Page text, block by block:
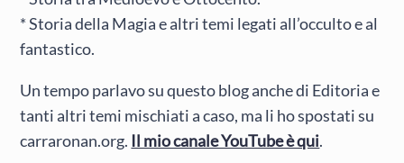
* Storia della Magia e altri temi legati all’occulto e al
fantastico.
Un tempo parlavo su questo blog anche di Editoria e
tanti altri temi mischiati a caso, ma li ho spostati su
carraronan.org. Il mio canale YouTube è qui.